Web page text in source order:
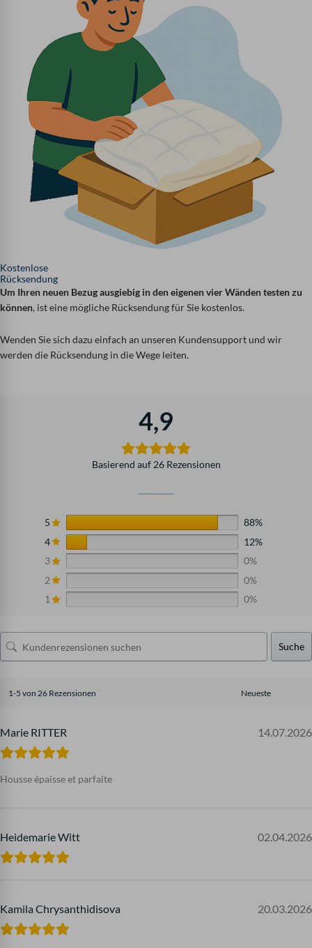
Kostenlose
Rücksendung
Um Ihren neuen Bezug ausgiebig in den eigenen vier Wänden testen zu
können, ist eine mögliche Rücksendung für Sie kostenlos.
Wenden Sie sich dazu einfach an unseren Kundensupport und wir
werden die Rücksendung in die Wege leiten.
4,9
Basierend auf 26 Rezensionen
5
88%
4
12%
3
0%
2
0%
1
0%
Suche
1-5 von 26 Rezensionen
Marie RITTER 14.07.2026
Housse épaisse et parfaite
Heidemarie Witt 02.04.2026
Kamila Chrysanthidisova 20.03.2026